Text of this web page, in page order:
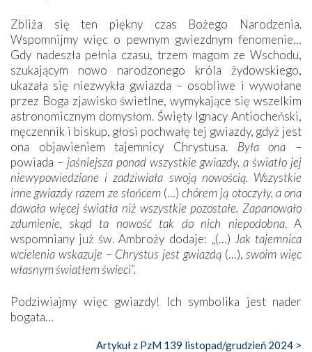
Zbliża się ten piękny czas Bożego Narodzenia.
Wspomnijmy więc o pewnym gwiezdnym fenomenie…
Gdy nadeszła pełnia czasu, trzem magom ze Wschodu,
szukającym nowo narodzonego króla żydowskiego,
ukazała się niezwykła gwiazda – osobliwe i wywołane
przez Boga zjawisko świetlne, wymykające się wszelkim
astronomicznym domysłom. Święty Ignacy Antiocheński,
męczennik i biskup, głosi pochwałę tej gwiazdy, gdyż jest
ona objawieniem tajemnicy Chrystusa. Była ona –
powiada – jaśniejsza ponad wszystkie gwiazdy, a światło jej
niewypowiedziane i zadziwiała swoją nowością. Wszystkie
inne gwiazdy razem ze słońcem (…) chórem ją otoczyły, a ona
dawała więcej światła niż wszystkie pozostałe. Zapanowało
zdumienie, skąd ta nowość tak do nich niepodobna. A
wspomniany już św. Ambroży dodaje: „(…) Jak tajemnica
wcielenia wskazuje – Chrystus jest gwiazdą (…), swoim więc
własnym światłem świeci”.
Podziwiajmy więc gwiazdy! Ich symbolika jest nader
bogata…
Artykuł z PzM 139 listopad/grudzień 2024 >